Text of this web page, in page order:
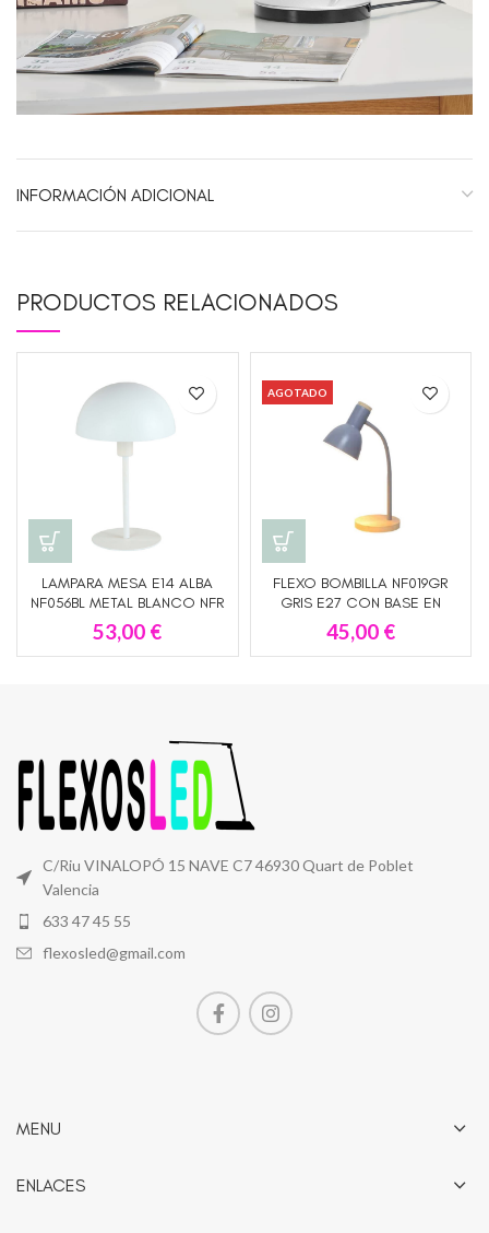
INFORMACIÓN ADICIONAL
PRODUCTOS RELACIONADOS
LAMPARA MESA E14 ALBA
NF056BL METAL BLANCO NFR
ILUMINACION
53,00 €
AGOTADO
FLEXO BOMBILLA NF019GR
GRIS E27 CON BASE EN
MADERA , LAMPARA DE
ESCRITORIO FLEXIBLE
45,00 €
C/Riu VINALOPÓ 15 NAVE C7 46930 Quart de Poblet
Valencia
633 47 45 55
flexosled@gmail.com
MENU
ENLACES